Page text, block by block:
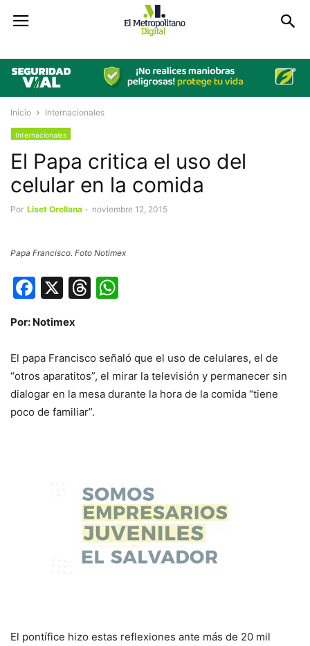
Inicio Internacionales
Internacionales
El Papa critica el uso del
celular en la comida
Por Liset Orellana - noviembre 12, 2015
Papa Francisco. Foto Notimex
Facebook
X Threads
Por: Notimex
El papa Francisco señaló que el uso de celulares, el de
“otros aparatitos”, el mirar la televisión y permanecer sin
dialogar en la mesa durante la hora de la comida “tiene
poco de familiar”.
El pontífice hizo estas reflexiones ante más de 20 mil